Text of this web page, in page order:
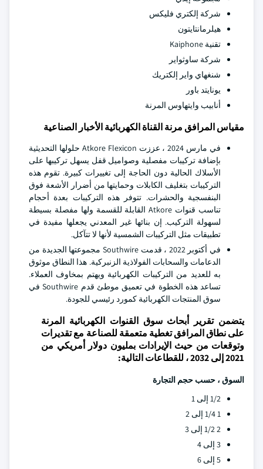
شركة إلكتري فليكس
هيلرمانتايتون
تقنية Kaiphone
شركة ساوثواير
شنغهاي واير إلكتريك
يونايتد باور
أنابيب وايتهاوس المرنة
مقياس المرافق مرنة القناة الكهربائية الأخبار الصناعية
في مارس 2024 ، عززت Atkore Flexicon حلولها التحديثية
بإضافة تركيبات مفصلية وصواميل قفل يسهل تركيبها على
الأسلاك الحالية دون الحاجة إلى تغييرات كبيرة. تقوم هذه
التركيبات بتغليف الكابلات وحمايتها من أضرار الأشعة فوق
البنفسجية والحشرات. تتوفر هذه التركيبات بعدة أحجام
تناسب قنوات Atkore القابلة للقسمة ولها مفصلة بسيطة
لسهولة التركيب. إن بنائها غير المعدني يجعلها مفيدة في
تطبيقات مثل التركيبات الشمسية لأنها لا تتآكل.
في أكتوبر 2022 ، قدمت Southwire مجموعتها الجديدة من
الدعامات والسحابات الفولاذية الزنبركية. هذا النطاق موثوق
به للعديد من التركيبات الكهربائية ويهتم بمخاوف العملاء.
تساعد هذه الخطوة في تعميق موطئ قدم Southwire في
سوق المنتجات الكهربائية كمورد رئيسي للجودة.
يتضمن تقرير أبحاث سوق القنوات الكهربائية المرنة
على نطاق المرافق تغطية متعمقة للصناعة مع تقديرات
وتوقعات من حيث الإيرادات بمليون دولار أمريكي من
2021 إلى 2032 ، للقطاعات التالية:
السوق ، حسب حجم التجارة
1/2 إلى 1
1 1/4 إلى 2
2 1/2 إلى 3
3 إلى 4
5 إلى 6